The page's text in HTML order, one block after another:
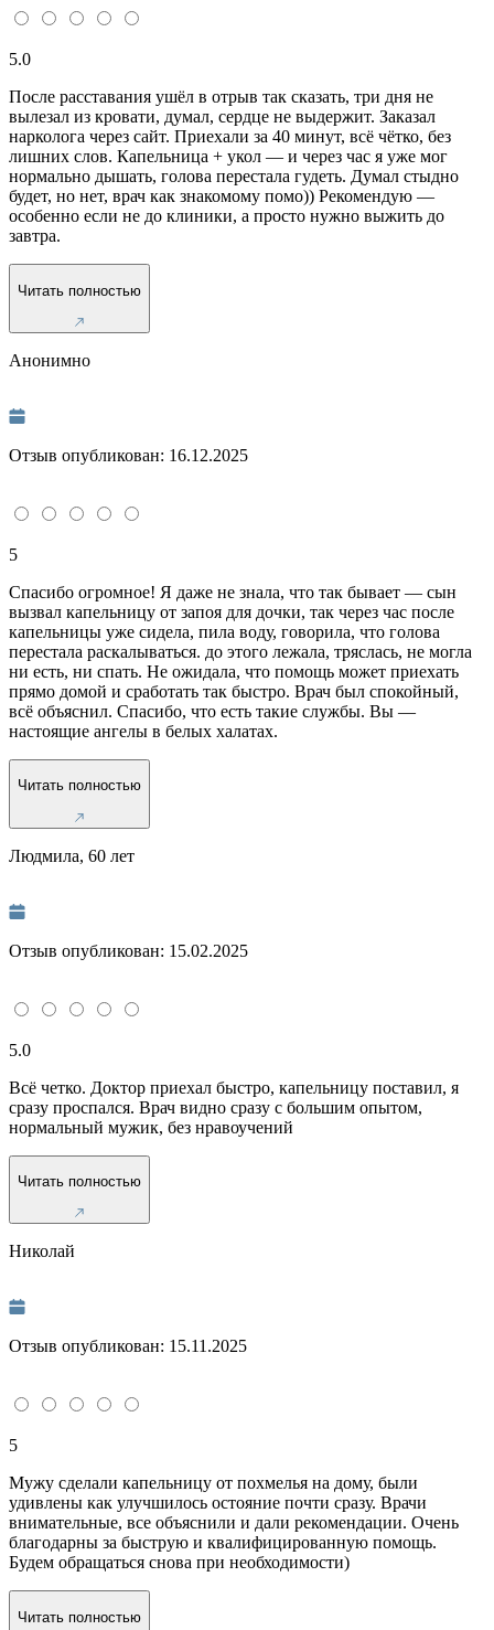
5.0
После расставания ушёл в отрыв так сказать, три дня не
вылезал из кровати, думал, сердце не выдержит. Заказал
нарколога через сайт. Приехали за 40 минут, всё чётко, без
лишних слов. Капельница + укол — и через час я уже мог
нормально дышать, голова перестала гудеть. Думал стыдно
будет, но нет, врач как знакомому помо)) Рекомендую —
особенно если не до клиники, а просто нужно выжить до
завтра.
Читать полностью
Анонимно
Отзыв опубликован: 16.12.2025
5
Спасибо огромное! Я даже не знала, что так бывает — сын
вызвал капельницу от запоя для дочки, так через час после
капельницы уже сидела, пила воду, говорила, что голова
перестала раскалываться. до этого лежала, тряслась, не могла
ни есть, ни спать. Не ожидала, что помощь может приехать
прямо домой и сработать так быстро. Врач был спокойный,
всё объяснил. Спасибо, что есть такие службы. Вы —
настоящие ангелы в белых халатах.
Читать полностью
Людмила, 60 лет
Отзыв опубликован: 15.02.2025
5.0
Всё четко. Доктор приехал быстро, капельницу поставил, я
сразу проспался. Врач видно сразу с большим опытом,
нормальный мужик, без нравоучений
Читать полностью
Николай
Отзыв опубликован: 15.11.2025
5
Мужу сделали капельницу от похмелья на дому, были
удивлены как улучшилось остояние почти сразу. Врачи
внимательные, все объяснили и дали рекомендации. Очень
благодарны за быструю и квалифицированную помощь.
Будем обращаться снова при необходимости)
Читать полностью